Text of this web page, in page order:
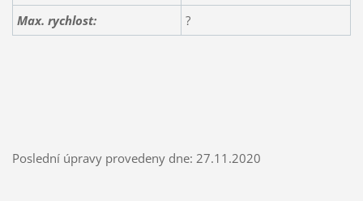
Max. rychlost:
?
Poslední úpravy provedeny dne: 27.11.2020